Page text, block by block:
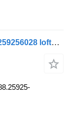
MAN LIONS CITY A23 (01.96-12.11) 88259256028 loftslampe til MAN Lion's bus (1991-)